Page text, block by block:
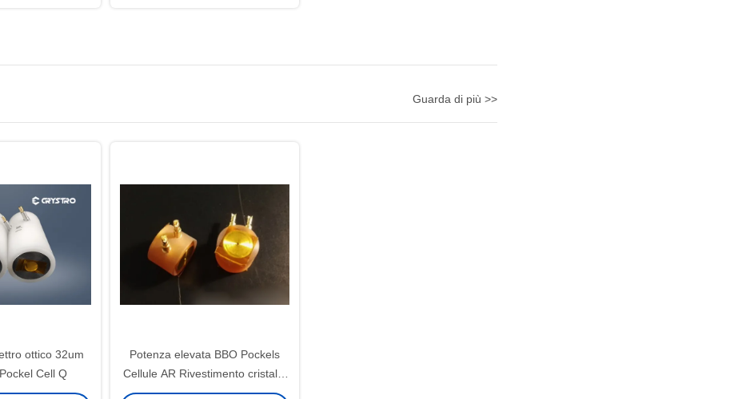
Guarda di più >>
ottico 32um
Cell Q
Potenza elevata BBO Pockels
Cellule AR Rivestimento cristallo
ottico non lineare